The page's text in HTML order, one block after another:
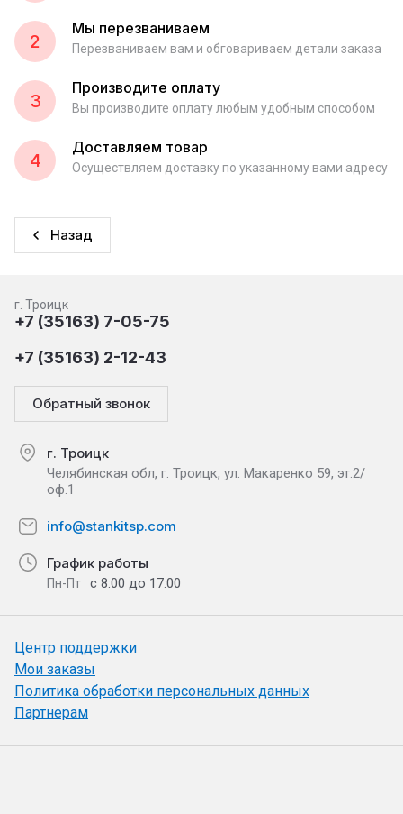
2
Мы перезваниваем
Перезваниваем вам и обговариваем детали заказа
3
Производите оплату
Вы производите оплату любым удобным способом
4
Доставляем товар
Осуществляем доставку по указанному вами адресу
Назад
г. Троицк
+7 (35163) 7-05-75
+7 (35163) 2-12-43
Обратный звонок
г. Троицк
Челябинская обл, г. Троицк, ул. Макаренко 59, эт.2/
оф.1
info@stankitsp.com
График работы
Пн-Пт с 8:00 до 17:00
Центр поддержки
Мои заказы
Политика обработки персональных данных
Партнерам